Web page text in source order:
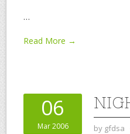
…
Read More →
06
Mar 2006 by gfdsa